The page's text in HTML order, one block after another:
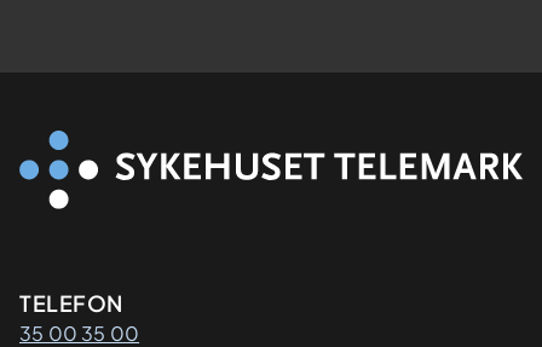
Kontaktinformasjon
TELEFON
35 00 35 00